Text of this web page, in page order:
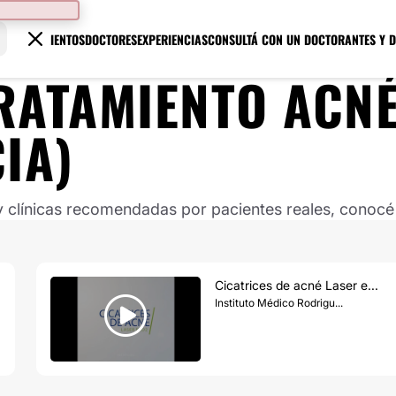
TRATAMIENTOSDOCTORESEXPERIENCIASCONSULTÁ CON UN DOCTORANTES Y
recomendadas por pacientes reales,
Cicatrices de acné Laser e...
Instituto Médico Rodrigu...